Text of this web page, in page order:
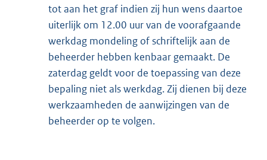
tot aan het graf indien zij hun wens daartoe
uiterlijk om 12.00 uur van de voorafgaande
werkdag mondeling of schriftelijk aan de
beheerder hebben kenbaar gemaakt. De
zaterdag geldt voor de toepassing van deze
bepaling niet als werkdag. Zij dienen bij deze
werkzaamheden de aanwijzingen van de
beheerder op te volgen.